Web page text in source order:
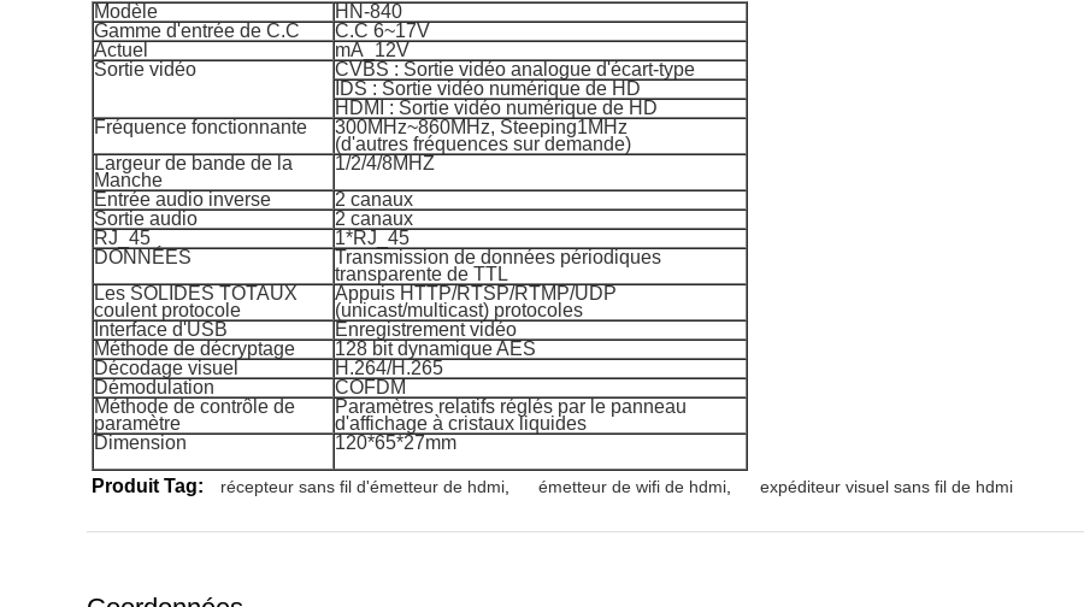
Modèle
HN-840
Gamme d'entrée de C.C
C.C 6~17V
Actuel
mA_12V
Sortie vidéo
CVBS : Sortie vidéo analogue d'écart-type
IDS : Sortie vidéo numérique de HD
HDMI : Sortie vidéo numérique de HD
Fréquence fonctionnante
300MHz~860MHz, Steeping1MHz
(d'autres fréquences sur demande)
Largeur de bande de la
Manche
1/2/4/8MHZ
Entrée audio inverse
2 canaux
Sortie audio
2 canaux
RJ_45
1*RJ_45
DONNÉES
Transmission de données périodiques
transparente de TTL
Les SOLIDES TOTAUX
coulent protocole
Appuis HTTP/RTSP/RTMP/UDP
(unicast/multicast) protocoles
Interface d'USB
Enregistrement vidéo
Méthode de décryptage
128 bit dynamique AES
Décodage visuel
H.264/H.265
Démodulation
COFDM
Méthode de contrôle de
paramètre
Paramètres relatifs réglés par le panneau
d'affichage à cristaux liquides
Dimension
120*65*27mm
Produit Tag: récepteur sans fil d'émetteur de hdmi émetteur de wifi de hdmi expéditeur visuel sans fil de hdmi